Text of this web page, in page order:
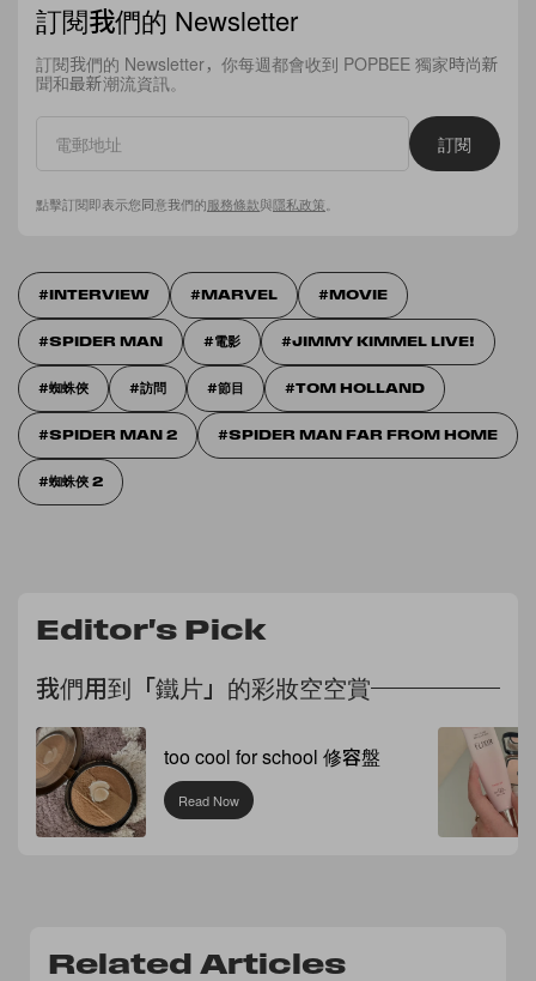
訂閱我們的 Newsletter
訂閱我們的 Newsletter，你每週都會收到 POPBEE 獨家時尚新
聞和最新潮流資訊。
訂閱
點擊訂閱即表示您同意我們的服務條款與隱私政策
INTERVIEW MARVEL MOVIE
SPIDER MAN 電影 JIMMY KIMMEL LIVE!
蜘蛛俠 訪問 節目 TOM HOLLAND
SPIDER MAN 2 SPIDER MAN FAR FROM HOME
蜘蛛俠 2
Editor's Pick
我們用到「鐵片」的彩妝空空賞
too cool for school 修容盤
Read Now
Related Articles